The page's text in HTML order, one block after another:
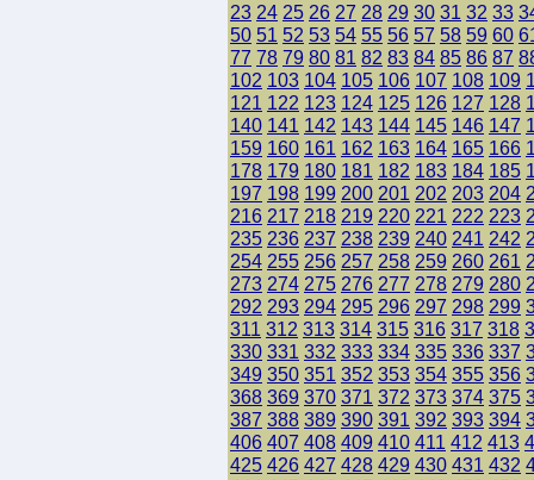
23 24 25 26 27 28 29 30 31 32 33
50 51 52 53 54 55 56 57 58 59 60
77 78 79 80 81 82 83 84 85 86 87
102 103 104 105 106 107 108 109
121 122 123 124 125 126 127 128
140 141 142 143 144 145 146 147
159 160 161 162 163 164 165 166
178 179 180 181 182 183 184 185
197 198 199 200 201 202 203 204
216 217 218 219 220 221 222 223
235 236 237 238 239 240 241 242
254 255 256 257 258 259 260 261
273 274 275 276 277 278 279 280
292 293 294 295 296 297 298 299
311 312 313 314 315 316 317 318
330 331 332 333 334 335 336 337
349 350 351 352 353 354 355 356
368 369 370 371 372 373 374 375
387 388 389 390 391 392 393 394
406 407 408 409 410 411 412 413
425 426 427 428 429 430 431 432